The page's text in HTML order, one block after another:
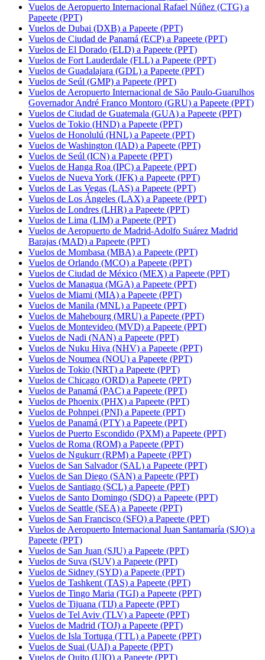
Vuelos de Aeropuerto Internacional Rafael Núñez (CTG) a
Papeete (PPT)
Vuelos de Dubai (DXB) a Papeete (PPT)
Vuelos de Ciudad de Panamá (ECP) a Papeete (PPT)
Vuelos de El Dorado (ELD) a Papeete (PPT)
Vuelos de Fort Lauderdale (FLL) a Papeete (PPT)
Vuelos de Guadalajara (GDL) a Papeete (PPT)
Vuelos de Seúl (GMP) a Papeete (PPT)
Vuelos de Aeropuerto Internacional de São Paulo-Guarulhos
Governador André Franco Montoro (GRU) a Papeete (PPT)
Vuelos de Ciudad de Guatemala (GUA) a Papeete (PPT)
Vuelos de Tokio (HND) a Papeete (PPT)
Vuelos de Honolulú (HNL) a Papeete (PPT)
Vuelos de Washington (IAD) a Papeete (PPT)
Vuelos de Seúl (ICN) a Papeete (PPT)
Vuelos de Hanga Roa (IPC) a Papeete (PPT)
Vuelos de Nueva York (JFK) a Papeete (PPT)
Vuelos de Las Vegas (LAS) a Papeete (PPT)
Vuelos de Los Ángeles (LAX) a Papeete (PPT)
Vuelos de Londres (LHR) a Papeete (PPT)
Vuelos de Lima (LIM) a Papeete (PPT)
Vuelos de Aeropuerto de Madrid-Adolfo Suárez Madrid
Barajas (MAD) a Papeete (PPT)
Vuelos de Mombasa (MBA) a Papeete (PPT)
Vuelos de Orlando (MCO) a Papeete (PPT)
Vuelos de Ciudad de México (MEX) a Papeete (PPT)
Vuelos de Managua (MGA) a Papeete (PPT)
Vuelos de Miami (MIA) a Papeete (PPT)
Vuelos de Manila (MNL) a Papeete (PPT)
Vuelos de Mahebourg (MRU) a Papeete (PPT)
Vuelos de Montevideo (MVD) a Papeete (PPT)
Vuelos de Nadi (NAN) a Papeete (PPT)
Vuelos de Nuku Hiva (NHV) a Papeete (PPT)
Vuelos de Noumea (NOU) a Papeete (PPT)
Vuelos de Tokio (NRT) a Papeete (PPT)
Vuelos de Chicago (ORD) a Papeete (PPT)
Vuelos de Panamá (PAC) a Papeete (PPT)
Vuelos de Phoenix (PHX) a Papeete (PPT)
Vuelos de Pohnpei (PNI) a Papeete (PPT)
Vuelos de Panamá (PTY) a Papeete (PPT)
Vuelos de Puerto Escondido (PXM) a Papeete (PPT)
Vuelos de Roma (ROM) a Papeete (PPT)
Vuelos de Ngukurr (RPM) a Papeete (PPT)
Vuelos de San Salvador (SAL) a Papeete (PPT)
Vuelos de San Diego (SAN) a Papeete (PPT)
Vuelos de Santiago (SCL) a Papeete (PPT)
Vuelos de Santo Domingo (SDQ) a Papeete (PPT)
Vuelos de Seattle (SEA) a Papeete (PPT)
Vuelos de San Francisco (SFO) a Papeete (PPT)
Vuelos de Aeropuerto Internacional Juan Santamaría (SJO) a
Papeete (PPT)
Vuelos de San Juan (SJU) a Papeete (PPT)
Vuelos de Suva (SUV) a Papeete (PPT)
Vuelos de Sidney (SYD) a Papeete (PPT)
Vuelos de Tashkent (TAS) a Papeete (PPT)
Vuelos de Tingo Maria (TGI) a Papeete (PPT)
Vuelos de Tijuana (TIJ) a Papeete (PPT)
Vuelos de Tel Aviv (TLV) a Papeete (PPT)
Vuelos de Madrid (TOJ) a Papeete (PPT)
Vuelos de Isla Tortuga (TTL) a Papeete (PPT)
Vuelos de Suai (UAI) a Papeete (PPT)
Vuelos de Quito (UIO) a Papeete (PPT)